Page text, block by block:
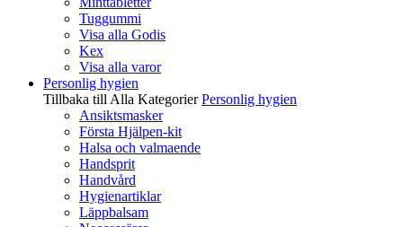
Tuggummi
Visa alla Godis
Kex
Visa alla varor
Personlig hygien
Tillbaka till Alla Kategorier Personlig hygien
Ansiktsmasker
Första Hjälpen-kit
Halsa och valmaende
Handsprit
Handvård
Hygienartiklar
Läppbalsam